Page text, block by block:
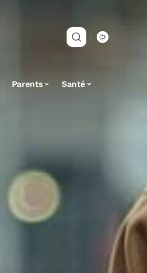
Parents Santé